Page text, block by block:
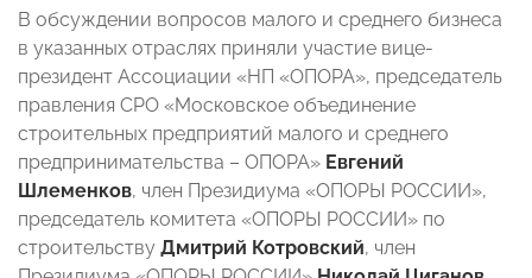
В обсуждении вопросов малого и среднего бизнеса
в указанных отраслях приняли участие вице-
президент Ассоциации «НП «ОПОРА», председатель
правления СРО «Московское объединение
строительных предприятий малого и среднего
предпринимательства – ОПОРА» Евгений
Шлеменков, член Президиума «ОПОРЫ РОССИИ»,
председатель комитета «ОПОРЫ РОССИИ» по
строительству Дмитрий Котровский, член